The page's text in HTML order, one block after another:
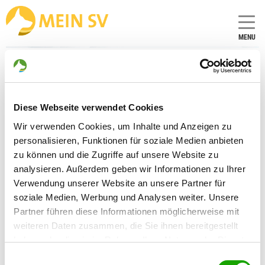
Diese Webseite verwendet Cookies
Wir verwenden Cookies, um Inhalte und Anzeigen zu
personalisieren, Funktionen für soziale Medien anbieten
zu können und die Zugriffe auf unsere Website zu
analysieren. Außerdem geben wir Informationen zu Ihrer
Verwendung unserer Website an unsere Partner für
soziale Medien, Werbung und Analysen weiter. Unsere
Partner führen diese Informationen möglicherweise mit
weiteren Daten zusammen, die Sie ihnen bereitgestellt
haben oder die sie im Rahmen Ihrer Nutzung der Dienste
MENU
What value do ethics,
animal protection and
ethology have in the
association?
Top priority in the SV is the animal protection
not only in the keeping, but also and foremost
in the training and breeding of the German
Shepherd.
The reliability of training methods and breeding
programs is to be measured against the ethical